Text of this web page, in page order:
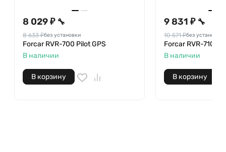
8 029 ₽ 🔧
8 633 ₽без установки
Forcar RVR-700 Pilot GPS
В наличии
В корзину
9 831 ₽ 🔧
10 571 ₽без установки
Forcar RVR-710
В наличии
В корзину